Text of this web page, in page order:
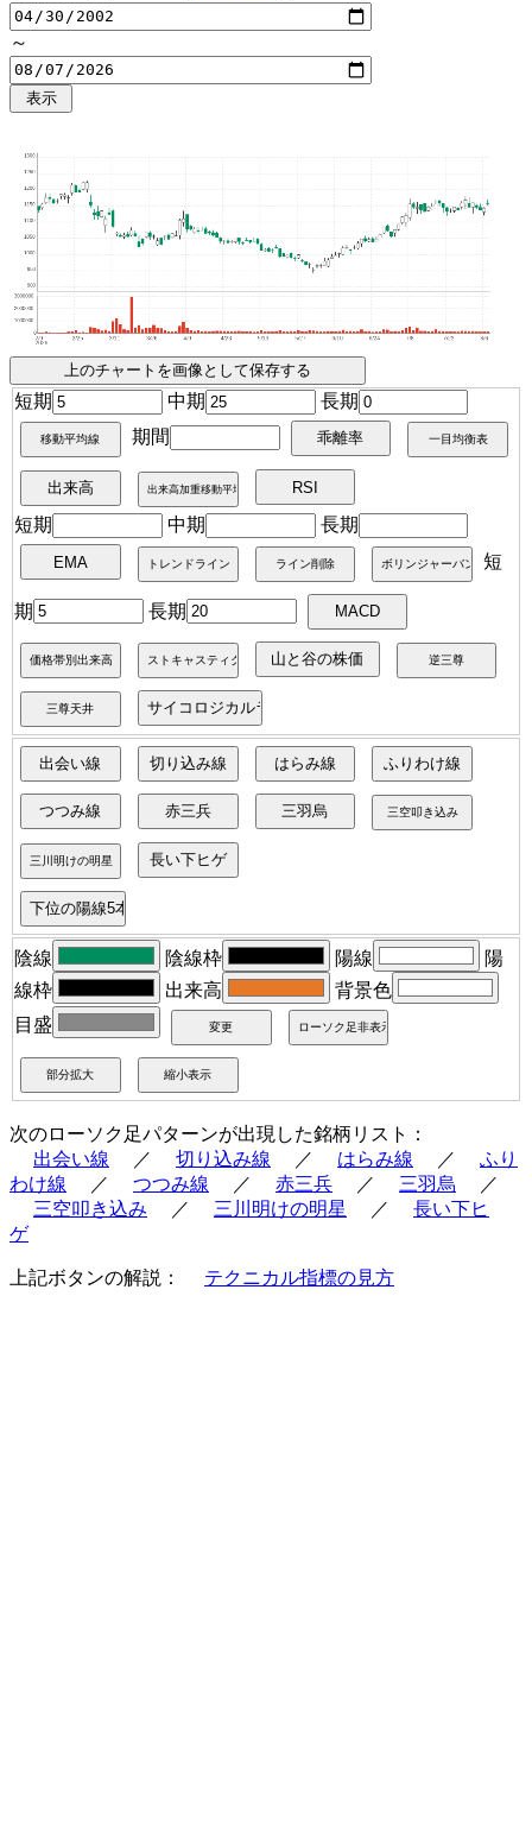
～
短期 中期
長期
期間
短期 中期
長期
短
期 長期
陰線 陰線枠 陽線
陽
線枠
出来高
背景色
目盛
次のローソク足パターンが出現した銘柄リスト：
出会い線
／ 切り込み線 ／ はらみ線 ／
ふり
わけ線
／ つつみ線 ／ 赤三兵 ／ 三羽烏
／
三空叩き込み
／ 三川明けの明星 ／
長い下ヒ
ゲ
上記ボタンの解説： テクニカル指標の見方